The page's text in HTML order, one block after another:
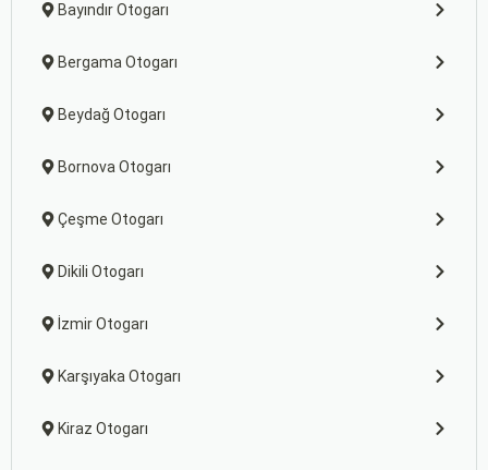
Bayındır Otogarı
Bergama Otogarı
Beydağ Otogarı
Bornova Otogarı
Çeşme Otogarı
Dikili Otogarı
İzmir Otogarı
Karşıyaka Otogarı
Kiraz Otogarı